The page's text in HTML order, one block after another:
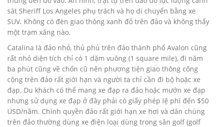
sát Sheriff Los Angeles phụ trách và họ di chuyển bằng xe
SUV. Không có đèn giao thông xanh đỏ trên đảo và không thấy
một trạm xăng nào.
Catalina là đảo nhỏ, thủ phủ trên đảo thành phố Avalon cũng
rất nhỏ diện tích chỉ có 1 dặm vuông (1 square mile), đi năm
ba phút cũng về chốn cũ nên phương tiện giao thông công
cộng trên đảo rất giới hạn và người ta chỉ cần đi bộ hoặc xe
đạp. Du khách có thể mang xe đạp ra đảo hoặc mướn xe đạp
nhưng sử dụng xe đạp ở đây phải có giấy phép lệ phí đến $50
USD/năm. Chính quyền đảo rất giới hạn xe hơi và dân chúng
trên đảo thường dùng xe điện loại dùng trong sân golf (golf